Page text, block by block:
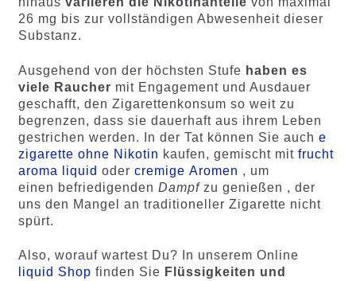
26 mg bis zur vollständigen Abwesenheit dieser
Substanz.
Ausgehend von der höchsten Stufe haben es
viele Raucher mit Engagement und Ausdauer
geschafft, den Zigarettenkonsum so weit zu
begrenzen, dass sie dauerhaft aus ihrem Leben
gestrichen werden. In der Tat können Sie auch e
zigarette ohne Nikotin kaufen, gemischt mit frucht
aroma liquid oder cremige Aromen , um
einen befriedigenden Dampfzu genießen , der
uns den Mangel an traditioneller Zigarette nicht
spürt.
Also, worauf wartest Du? In unserem Online
liquid Shop finden Sie Flüssigkeiten und